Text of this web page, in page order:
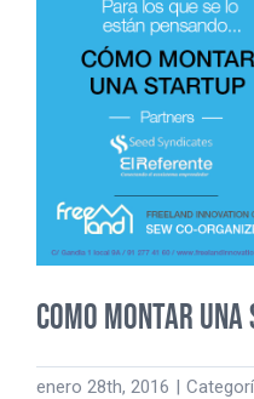
Como Montar
enero 28th, 2016 |